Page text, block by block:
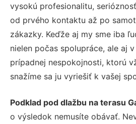
vysokú profesionalitu,
od prvého kontaktu až po
zákazky. Keďže aj my sme iba
nielen počas spolupráce, ale aj
prípadnej nespokojnosti, ktorú
snažíme sa ju vyriešiť k vašej
Podklad pod dlažbu na terasu
o výsledok nemusíte obávať.